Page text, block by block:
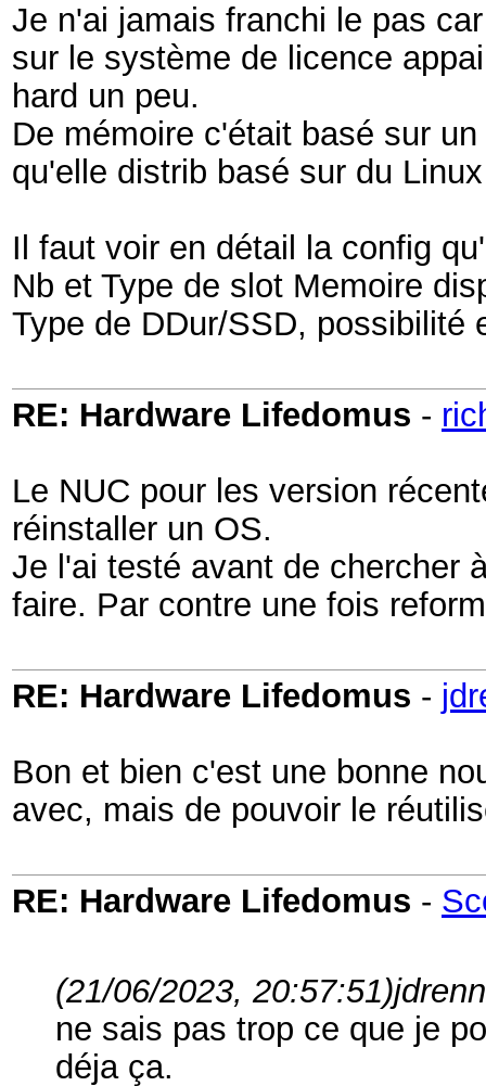
Je n'ai jamais franchi le pas
sur le système de licence
hard un peu.
De mémoire c'était basé sur
qu'elle distrib basé sur du
Il faut voir en détail la config
Nb et Type de slot Memoire
Type de DDur/SSD, possibilité
RE: Hardware Lifedomus -
Le NUC pour les version
réinstaller un OS.
Je l'ai testé avant de chercher
faire. Par contre une fois
RE: Hardware Lifedomus -
Bon et bien c'est une bonne
avec, mais de pouvoir le
RE: Hardware Lifedomus -
(21/06/2023, 20:57:51)
ne sais pas trop ce que je
déja ça.